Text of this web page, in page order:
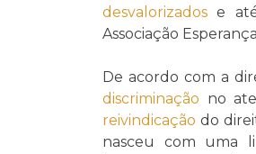
desvalorizados e
Associação
De acordo com a
discriminação no
reivindicação do
nasceu com uma